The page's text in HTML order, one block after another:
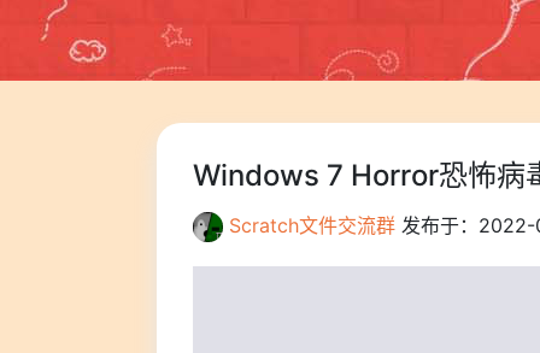
Windows 7 Horror恐怖病
Scratch文件交流群 发布于：